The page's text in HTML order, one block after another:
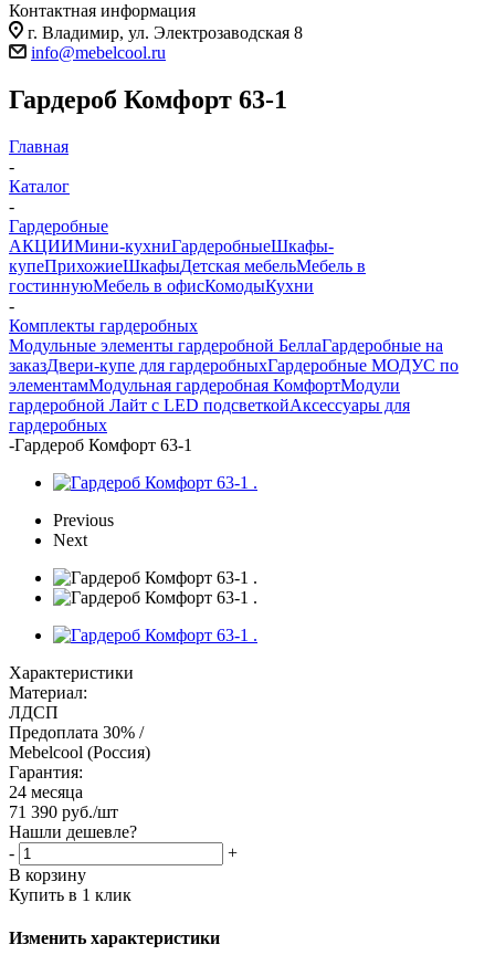
Контактная информация
г. Владимир, ул. Электрозаводская 8
info@mebelcool.ru
Гардероб Комфорт 63-1
Главная
-
Каталог
-
Гардеробные
АКЦИИМини-кухниГардеробныеШкафы-
купеПрихожиеШкафыДетская мебельМебель в
гостиннуюМебель в офисКомодыКухни
-
Комплекты гардеробных
Модульные элементы гардеробной БеллаГардеробные на
заказДвери-купе для гардеробныхГардеробные МОДУС по
элементамМодульная гардеробная КомфортМодули
гардеробной Лайт с LED подсветкойАксессуары для
гардеробных
-Гардероб Комфорт 63-1
Previous
Next
Характеристики
Материал:
ЛДСП
Предоплата 30% /
Mebelcool (Россия)
Гарантия:
24 месяца
71 390 руб./шт
Нашли дешевле?
-
+
В корзину
Купить в 1 клик
Изменить характеристики